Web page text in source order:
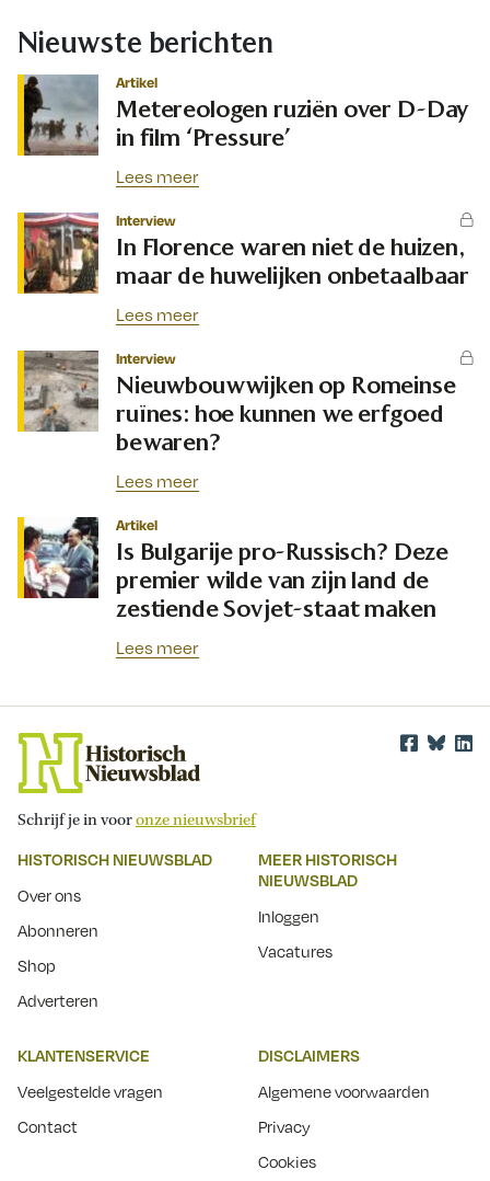
Nieuwste berichten
Artikel
Metereologen ruziën over D-Day
in film ‘Pressure’
Lees meer
Interview
In Florence waren niet de huizen,
maar de huwelijken onbetaalbaar
Lees meer
Interview
Nieuwbouwwijken op Romeinse
ruïnes: hoe kunnen we erfgoed
bewaren?
Lees meer
Artikel
Is Bulgarije pro-Russisch? Deze
premier wilde van zijn land de
zestiende Sovjet-staat maken
Lees meer
Schrijf je in vooronze nieuwsbrief
HISTORISCH NIEUWSBLAD
Over ons
Abonneren
Shop
Adverteren
MEER HISTORISCH
NIEUWSBLAD
Inloggen
Vacatures
KLANTENSERVICE
Veelgestelde vragen
Contact
DISCLAIMERS
Algemene voorwaarden
Privacy
Cookies